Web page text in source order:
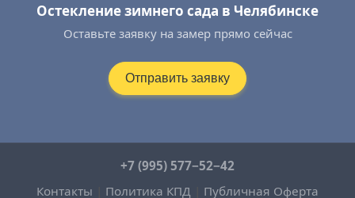
Остекление зимнего сада в Челябинске
Оставьте заявку на замер прямо сейчас
Отправить заявку
+7 (995) 577−52−42
Контакты
Политика КПД Публичная Оферта